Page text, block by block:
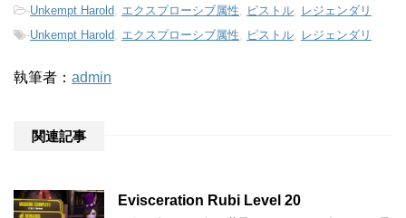
-Unkempt Harold エクスプローシブ属性 ピストル
レジェンダリ
-Unkempt Harold エクスプローシブ属性 ピストル レジェンダリ
執筆者： admin
関連記事
Evisceration Rubi Level 20